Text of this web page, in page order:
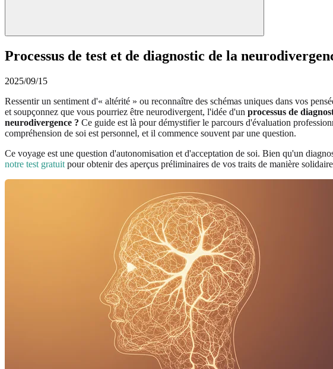
Processus de test et de diagnostic de la
2025/09/15
Ressentir un sentiment d'« altérité » ou reconnaître des schémas uniques dans vos
et soupçonnez que vous pourriez être neurodivergent, l'idée d'un processus de
neurodivergence ? Ce guide est là pour démystifier le parcours d'évaluation
compréhension de soi est personnel, et il commence souvent par une question.
Ce voyage est une question d'autonomisation et d'acceptation de soi. Bien qu'un
notre test gratuit pour obtenir des aperçus préliminaires de vos traits de manière